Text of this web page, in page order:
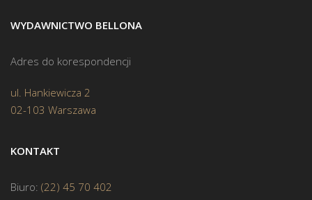
WYDAWNICTWO BELLONA
Adres do korespondencji
ul. Hankiewicza 2
02-103 Warszawa
KONTAKT
Biuro: (22) 45 70 402